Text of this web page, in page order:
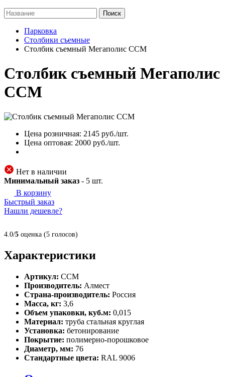
Поиск
Парковка
Столбики съемные
Столбик съемный Мегаполис ССМ
Столбик съемный Мегаполис
ССМ
Цена розничная: 2145 руб./шт.
Цена оптовая: 2000 руб./шт.
Нет в наличии
Минимальный заказ - 5 шт.
В корзину
Быстрый заказ
Нашли дешевле?
4.0/5 оценка (5 голосов)
Характеристики
Артикул: ССМ
Производитель: Алмест
Страна-производитель: Россия
Масса, кг: 3,6
Объем упаковки, куб.м: 0,015
Материал: труба стальная круглая
Установка: бетонирование
Покрытие: полимерно-порошковое
Диаметр, мм: 76
Стандартные цвета: RAL 9006